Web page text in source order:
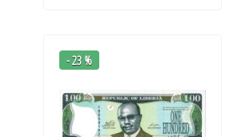
- 23 %